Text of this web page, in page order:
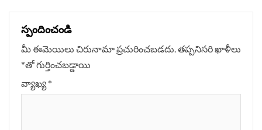
స్పందించండి
మీ ఈమెయిలు చిరునామా ప్రచురించబడదు.తప్పనిసరి ఖాళీలు
*‌తో గుర్తించబడ్డాయి
వ్యాఖ్య*